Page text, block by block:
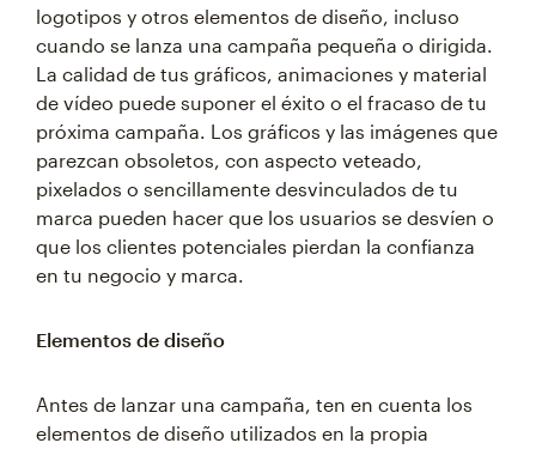
logotipos y otros elementos de diseño, incluso
cuando se lanza una campaña pequeña o dirigida.
La calidad de tus gráficos, animaciones y material
de vídeo puede suponer el éxito o el fracaso de tu
próxima campaña. Los gráficos y las imágenes que
parezcan obsoletos, con aspecto veteado,
pixelados o sencillamente desvinculados de tu
marca pueden hacer que los usuarios se desvíen o
que los clientes potenciales pierdan la confianza
en tu negocio y marca.
Elementos de diseño
Antes de lanzar una campaña, ten en cuenta los
elementos de diseño utilizados en la propia